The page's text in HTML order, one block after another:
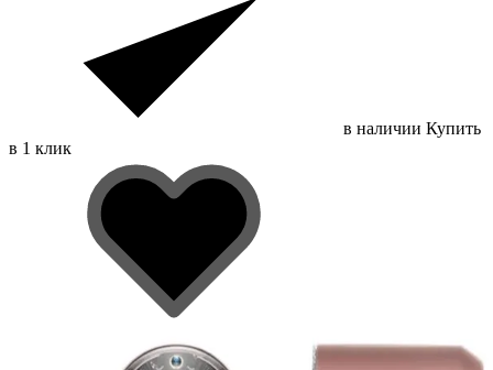
в наличии Купить
в 1 клик